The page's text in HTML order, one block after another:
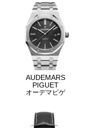
AUDEMARS
PIGUET
オーデマピゲ